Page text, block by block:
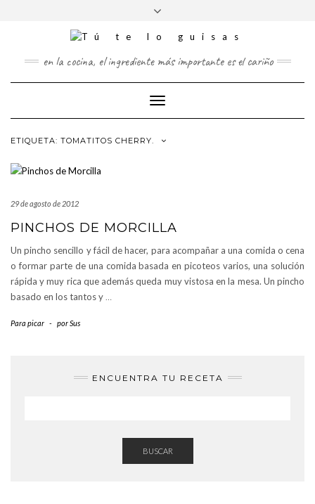
TWITTERPINTEREST
cabecera
en la cocina, el ingrediente más importante es el cariño
Cambiar
modo
navegación
ETIQUETA: TOMATITOS CHERRY.
29 de agosto de 2012
PINCHOS DE MORCILLA
Un pincho sencillo y fácil de hacer, para acompañar a una comida o cena
o formar parte de una comida basada en picoteos varios, una solución
rápida y muy rica que además queda muy vistosa en la mesa. Un pincho
basado en los tantos y …
Para picar - porSus
ENCUENTRA TU RECETA
BUSCAR